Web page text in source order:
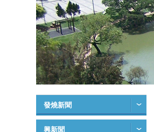
發燒新聞
興新聞